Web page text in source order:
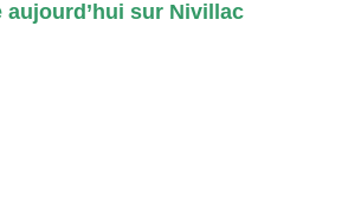
sur Nivillac